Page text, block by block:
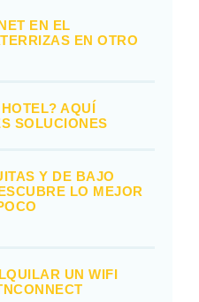
EN EL
EN OTRO
AQUÍ
SOLUCIONES
Y DE BAJO
LO MEJOR
UN WIFI